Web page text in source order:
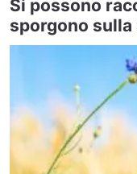
Si possono
sporgono sulla